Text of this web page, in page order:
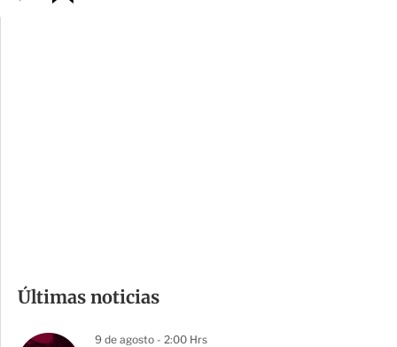
p
p
a
Últimas noticias
9 de agosto - 2:00 Hrs